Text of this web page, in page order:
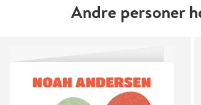
Andre personer